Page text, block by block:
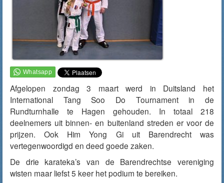
Afgelopen zondag 3 maart werd in Duitsland het
International Tang Soo Do Tournament in de
Rundturnhalle te Hagen gehouden. In totaal 218
deelnemers uit binnen- en buitenland streden er voor de
prijzen. Ook Him Yong Gi uit Barendrecht was
vertegenwoordigd en deed goede zaken.
De drie karateka’s van de Barendrechtse vereniging
wisten maar liefst 5 keer het podium te bereiken.